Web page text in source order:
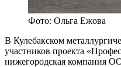
Фото: Ольга Ежова
В Кулебакском
участников проекта
нижегородская компания